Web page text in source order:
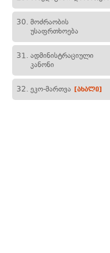
30. მოძრაობის
უსაფრთხოება
31. ადმინისტრაციული
კანონი
32. ეკო-მართვა [ახალი]